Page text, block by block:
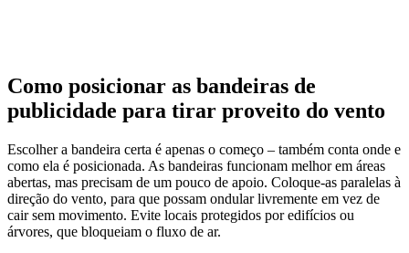
Como posicionar as bandeiras de
publicidade para tirar proveito do vento
Escolher a bandeira certa é apenas o começo – também conta onde e
como ela é posicionada. As bandeiras funcionam melhor em áreas
abertas, mas precisam de um pouco de apoio. Coloque-as paralelas à
direção do vento, para que possam ondular livremente em vez de
cair sem movimento. Evite locais protegidos por edifícios ou
árvores, que bloqueiam o fluxo de ar.